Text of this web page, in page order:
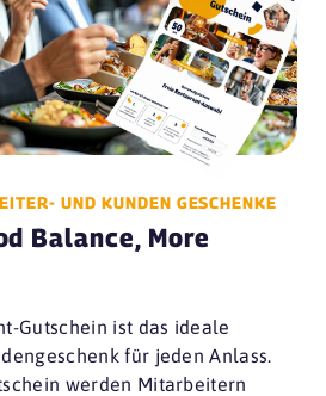
UND KUNDEN GESCHENKE
Balance, More
Gutschein ist das ideale
für jeden Anlass.
werden Mitarbeitern